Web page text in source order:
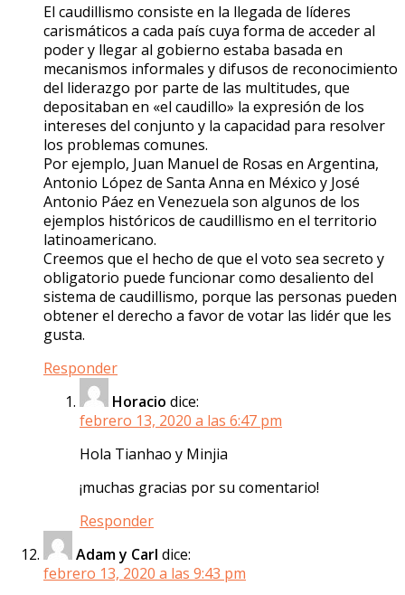
El caudillismo consiste en la llegada de líderes
carismáticos a cada país cuya forma de acceder al
poder y llegar al gobierno estaba basada en
mecanismos informales y difusos de reconocimiento
del liderazgo por parte de las multitudes, que
depositaban en «el caudillo» la expresión de los
intereses del conjunto y la capacidad para resolver
los problemas comunes.
Por ejemplo, Juan Manuel de Rosas en Argentina,
Antonio López de Santa Anna en México y José
Antonio Páez en Venezuela son algunos de los
ejemplos históricos de caudillismo en el territorio
latinoamericano.
Creemos que el hecho de que el voto sea secreto y
obligatorio puede funcionar como desaliento del
sistema de caudillismo, porque las personas pueden
obtener el derecho a favor de votar las lidér que les
gusta.
Responder
Horacio dice:
febrero 13, 2020 a las 6:47 pm
Hola Tianhao y Minjia
¡muchas gracias por su comentario!
Responder
Adam y Carl dice:
febrero 13, 2020 a las 9:43 pm